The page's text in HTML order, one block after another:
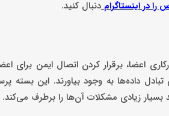
را در اینستاگرام دنبال کنید.
اعضا، برقرار کردن اتصال ایمن برای
داده‌ها به وجود بیاورند. این بسته
بسیار زیادی مشکلات آن‌ها را برطرف می‌کند.